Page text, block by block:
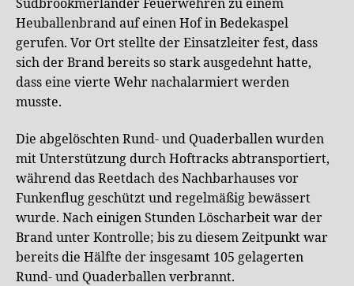
Südbrookmerländer Feuerwehren zu einem
Heuballenbrand auf einen Hof in Bedekaspel
gerufen. Vor Ort stellte der Einsatzleiter fest, dass
sich der Brand bereits so stark ausgedehnt hatte,
dass eine vierte Wehr nachalarmiert werden
musste.
Die abgelöschten Rund- und Quaderballen wurden
mit Unterstützung durch Hoftracks abtransportiert,
während das Reetdach des Nachbarhauses vor
Funkenflug geschützt und regelmäßig bewässert
wurde. Nach einigen Stunden Löscharbeit war der
Brand unter Kontrolle; bis zu diesem Zeitpunkt war
bereits die Hälfte der insgesamt 105 gelagerten
Rund- und Quaderballen verbrannt.